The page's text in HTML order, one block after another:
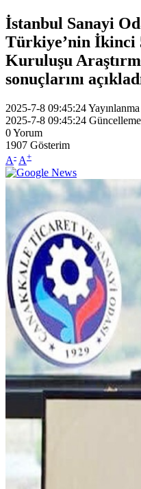
İstanbul Sanayi
Türkiye’nin İkinci
Kuruluşu
sonuçlarını
2025-7-8 09:45:24Yayınlanma
2025-7-8 09:45:24 Güncelleme
0Yorum
1907 Gösterim
A- A+